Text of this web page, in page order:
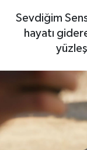
Sevdiğim
hayatı